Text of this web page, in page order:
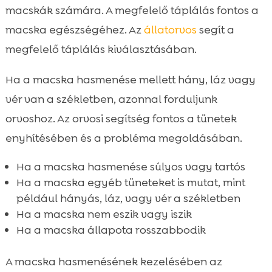
macskák számára. A megfelelő táplálás fontos a
macska egészségéhez. Azállatorvos segít a
megfelelő táplálás kiválasztásában.
Ha a macska hasmenése mellett hány, láz vagy
vér van a székletben, azonnal forduljunk
orvoshoz. Az orvosi segítség fontos a tünetek
enyhítésében és a probléma megoldásában.
Ha a macska hasmenése súlyos vagy tartós
Ha a macska egyéb tüneteket is mutat, mint
például hányás, láz, vagy vér a székletben
Ha a macska nem eszik vagy iszik
Ha a macska állapota rosszabbodik
A macska hasmenésének kezelésében az